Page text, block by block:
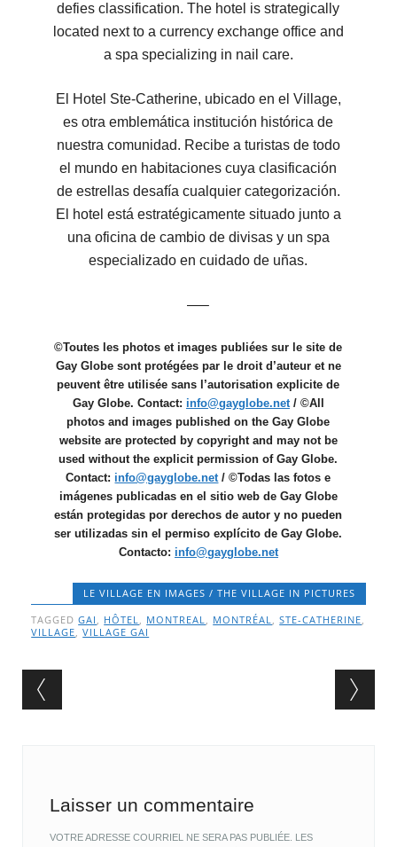
defies classification. The hotel is strategically
located next to a currency exchange office and
a spa specializing in nail care.
El Hotel Ste-Catherine, ubicado en el Village,
es otra emblemática institución histórica de
nuestra comunidad. Recibe a turistas de todo
el mundo en habitaciones cuya clasificación
de estrellas desafía cualquier categorización.
El hotel está estratégicamente situado junto a
una oficina de cambio de divisas y un spa
especializado en cuidado de uñas.
—–
©Toutes les photos et images publiées sur le site de
Gay Globe sont protégées par le droit d’auteur et ne
peuvent être utilisée sans l’autorisation explicite de
Gay Globe. Contact: info@gayglobe.net/ ©All
photos and images published on the Gay Globe
website are protected by copyright and may not be
used without the explicit permission of Gay Globe.
Contact: info@gayglobe.net/ ©Todas las fotos e
imágenes publicadas en el sitio web de Gay Globe
están protegidas por derechos de autor y no pueden
ser utilizadas sin el permiso explícito de Gay Globe.
Contacto: info@gayglobe.net
LE VILLAGE EN IMAGES / THE VILLAGE IN PICTURES
TAGGEDGAI , HÔTEL, MONTREAL, MONTRÉAL,STE-CATHERINE,
VILLAGE,VILLAGE GAI
Post navigation
Laisser un commentaire
VOTRE ADRESSE COURRIEL NE SERA PAS PUBLIÉE. LES